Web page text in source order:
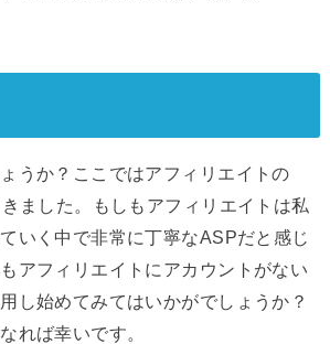
うか？ここではアフィリエイトの
ました。もしもアフィリエイトは私
いく中で非常に丁寧なASPだと感じ
アフィリエイトにアカウントがない
し始めてみてはいかがでしょうか？
れば幸いです。